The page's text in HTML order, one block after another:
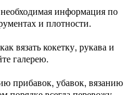
информация по
и плотности.
вязать кокетку, рукава и
галерею.
прибавок, убавок, вязанию